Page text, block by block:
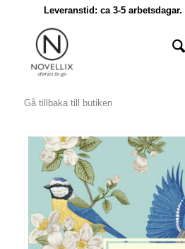
Leveranstid: ca 3-5
Gå tillbaka till butiken